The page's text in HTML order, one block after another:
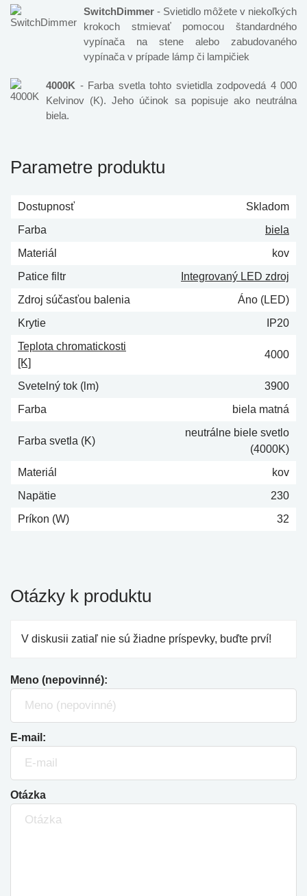
SwitchDimmer - Svietidlo môžete v niekoľkých
krokoch stmievať pomocou štandardného
vypínača na stene alebo zabudovaného
vypínača v prípade lámp či lampičiek
4000K - Farba svetla tohto svietidla zodpovedá 4 000
Kelvinov (K). Jeho účinok sa popisuje ako neutrálna
biela.
Parametre produktu
Dostupnosť
Skladom
Farba
biela
Materiál
kov
Patice filtr
Integrovaný LED zdroj
Zdroj súčasťou balenia
Áno (LED)
Krytie
IP20
Teplota chromatickosti
[K]
4000
Svetelný tok (lm)
3900
Farba
biela matná
Farba svetla (K)
neutrálne biele svetlo
(4000K)
Materiál
kov
Napätie
230
Príkon (W)
32
Otázky k produktu
V diskusii zatiaľ nie sú žiadne príspevky, buďte prví!
Meno (nepovinné):
E-mail:
Otázka